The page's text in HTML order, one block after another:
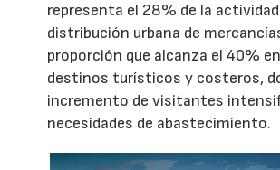
representa el 28% de la
distribución urbana de
proporción que alcanza el 40%
destinos turísticos y costeros,
incremento de visitantes
necesidades de abastecimiento.